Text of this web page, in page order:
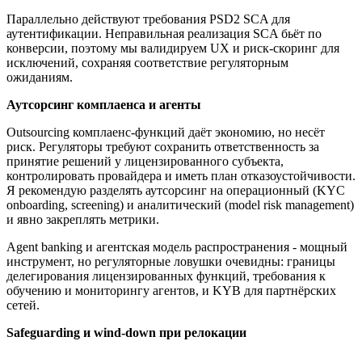
Параллельно действуют требования PSD2 SCA для
аутентификации. Неправильная реализация SCA бьёт по
конверсии, поэтому мы валидируем UX и риск-скоринг для
исключений, сохраняя соответствие регуляторным
ожиданиям.
Аутсорсинг комплаенса и агенты
Outsourcing комплаенс-функций даёт экономию, но несёт
риск. Регуляторы требуют сохранить ответственность за
принятие решений у лицензированного субъекта,
контролировать провайдера и иметь план отказоустойчивости.
Я рекомендую разделять аутсорсинг на операционный (KYC
onboarding, screening) и аналитический (model risk management)
и явно закреплять метрики.
Agent banking и агентская модель распространения - мощный
инструмент, но регуляторные ловушки очевидны: границы
делегирования лицензированных функций, требования к
обучению и мониторингу агентов, и KYB для партнёрских
сетей.
Safeguarding и wind-down при релокации